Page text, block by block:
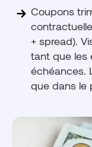
Coupons
+ spread).
tant que les
échéances.
que dans le